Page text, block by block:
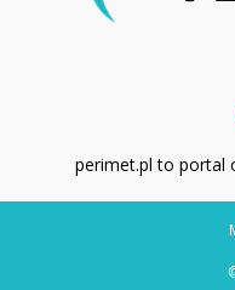
perimet.pl to portal